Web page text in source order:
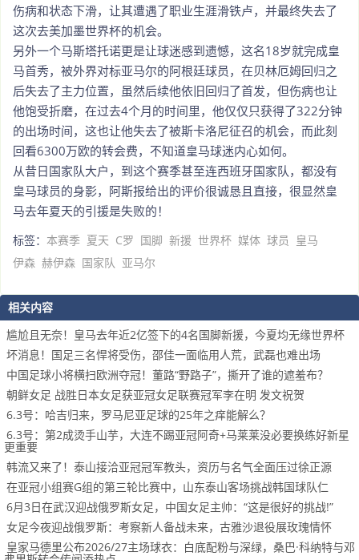
伤病和状态下滑，让其遭遇了职业生涯滑铁卢，并最终失去了
这次去美加墨世界杯的机会。
另外一个马斯塔托诺更是让球迷感到遗憾，这名18岁就完成皇
马首秀，被外界对标亚马尔的阿根廷球员，在贝林厄姆回归之
后失去了主力位置，虽然后续他依旧回归了首发，但伤病也让
他饱受折磨，在过去4个月的时间里，他仅仅只获得了322分钟
的出场时间，这也让他失去了被斯卡洛尼征召的机会，而此刻
回看6300万欧的转会费，不知道皇马球迷内心如何。
从昔日国家队大户，到这个赛季甚至连西班牙国家队，都没有
皇马球员的身影，阿斯报给出的评价很诚恳且直接，很显然皇
马去年夏天的引援是失败的！
标签： 本赛季 夏天 C罗 国脚 新援 世界杯 媒体 球员 皇马
伊森 赫伊森 国家队 亚马尔
相关内容
尴尬且无奈！皇马去年近2亿签下的4名国脚新援，今夏均无缘世界杯
坏消息！国足三名悍将受伤，邵佳一面临用人荒，武磊也难出场
中国足球小将横扫欧洲夺冠！董路“野路子”，撕开了谁的遮羞布？
朝鲜女足 战胜日本女足获亚冠女足联赛冠军李在明 发文祝贺
6.3号：哈吉归来，罗马尼亚足球的25年之痒能解么？
6.3号：第2成烫手山芋，大连不踢亚冠阿奇+马莱莱没必要换练好新星
更重要
韩流又来了！泰山接洽亚冠冠军教头，资历与名气全面压过徐正源
在亚冠小组赛G组的第三轮比赛中，山东泰山客场挑战韩国球队仁
6月3日在武汉迎战俄罗斯女足，中国女足主帅：“这是很好的挑战!”
女足今夜迎战俄罗斯：考察新人备战未来，古雅沙退役展玫瑰情怀
皇家马德里公布2026/27主场球衣：白底配粉与深绿，桑巴·科纳特与邓